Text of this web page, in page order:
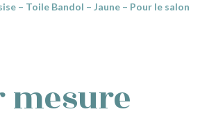
– Toile Bandol – Jaune – Pour le salon
mesure